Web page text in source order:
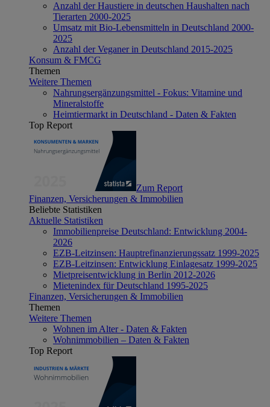
Anzahl der Haustiere in deutschen Haushalten nach
Tierarten 2000-2025
Umsatz mit Bio-Lebensmitteln in Deutschland 2000-
2025
Anzahl der Veganer in Deutschland 2015-2025
Konsum & FMCG
Themen
Weitere Themen
Nahrungsergänzungsmittel - Fokus: Vitamine und
Mineralstoffe
Heimtiermarkt in Deutschland - Daten & Fakten
Top Report
Zum Report
Finanzen, Versicherungen & Immobilien
Beliebte Statistiken
Aktuelle Statistiken
Immobilienpreise Deutschland: Entwicklung 2004-
2026
EZB-Leitzinsen: Hauptrefinanzierungssatz 1999-2025
EZB-Leitzinsen: Entwicklung Einlagesatz 1999-2025
Mietpreisentwicklung in Berlin 2012-2026
Mietenindex für Deutschland 1995-2025
Finanzen, Versicherungen & Immobilien
Themen
Weitere Themen
Wohnen im Alter - Daten & Fakten
Wohnimmobilien – Daten & Fakten
Top Report